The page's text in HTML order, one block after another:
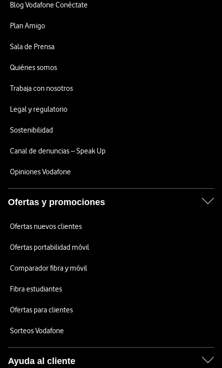
Blog Vodafone Conéctate
Plan Amigo
Sala de Prensa
Quiénes somos
Trabaja con nosotros
Legal y regulatorio
Sostenibilidad
Canal de denuncias – Speak Up
Opiniones Vodafone
Ofertas y promociones
Ofertas nuevos clientes
Ofertas portabilidad móvil
Comparador fibra y móvil
Fibra estudiantes
Ofertas para clientes
Sorteos Vodafone
Ayuda al cliente